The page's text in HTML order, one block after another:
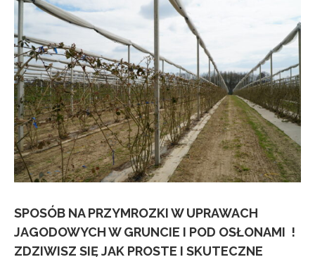
SPOSÓB NA PRZYMROZKI W UPRAWACH
JAGODOWYCH W GRUNCIE I POD OSŁONAMI !
ZDZIWISZ SIĘ JAK PROSTE I SKUTECZNE